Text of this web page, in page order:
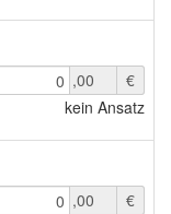
0 ,00
€
kein Ansatz
0 ,00
€